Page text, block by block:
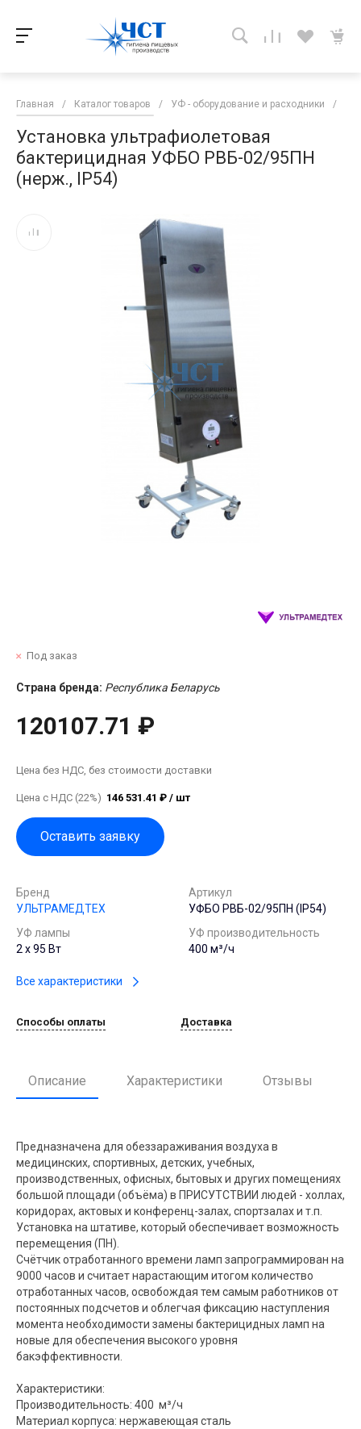
Главная / Каталог товаров / УФ - оборудование и расходники /
Установка ультрафиолетовая
бактерицидная УФБО РВБ-02/95ПН
(нерж., IP54)
Под заказ
Страна бренда: Республика Беларусь
120107.71 ₽
Цена без НДС, без стоимости доставки
Цена с НДС (22%) 146 531.41 ₽ / шт
Оставить заявку
Бренд
УЛЬТРАМЕДТЕХ
Артикул
УФБО РВБ-02/95ПН (IP54)
УФ лампы
2 х 95 Вт
УФ производительность
400 м³/ч
Все характеристики
Способы оплаты Доставка
Описание Характеристики Отзывы
Предназначена для обеззараживания воздуха в
медицинских, спортивных, детских, учебных,
производственных, офисных, бытовых и других помещениях
большой площади (объёма) в ПРИСУТСТВИИ людей - холлах,
коридорах, актовых и конференц-залах, спортзалах и т.п.
Установка на штативе, который обеспечивает возможность
перемещения (ПН).
Счётчик отработанного времени ламп запрограммирован на
9000 часов и считает нарастающим итогом количество
отработанных часов, освобождая тем самым работников от
постоянных подсчетов и облегчая фиксацию наступления
момента необходимости замены бактерицидных ламп на
новые для обеспечения высокого уровня
бакэффективности.
Характеристики:
Производительность: 400 м³/ч
Материал корпуса: нержавеющая сталь